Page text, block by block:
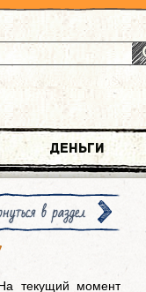
Деньги
в раздел
текущий момент